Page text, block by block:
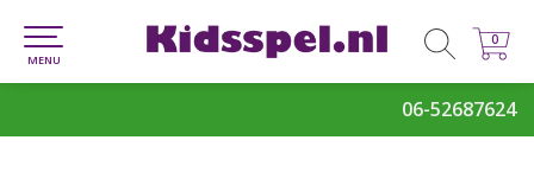
06-52687624
0
0
MENU